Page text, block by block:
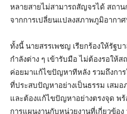
หลายสายไม่สามารถสัญจรได้ สถา
จากการเปลี่ยนแปลงสภาพภูมิอากา
ทั้งนี้ นายสรรเพชญ เรียกร้องให้รัฐบ
กำลังต่าง ๆ เข้ารับมือ ไม่ต้องรอให้
ค่อยมาแก้ไขปัญหาทีหลัง รวมถึงกา
ที่ประสบปัญหาอย่างเป็นธรรม เสม
และต้องแก้ไขปัญหาอย่างตรงจุด พ
การแผนงานกับหน่วยงานที่เกี่ยวข้อ